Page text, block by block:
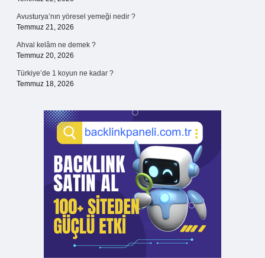
Avusturya’nın yöresel yemeği nedir ?
Temmuz 21, 2026
Ahval kelâm ne demek ?
Temmuz 20, 2026
Türkiye’de 1 koyun ne kadar ?
Temmuz 18, 2026